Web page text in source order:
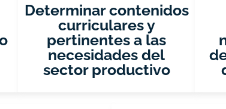
Determinar contenidos
curriculares y
pertinentes a las
necesidades del
sector productivo